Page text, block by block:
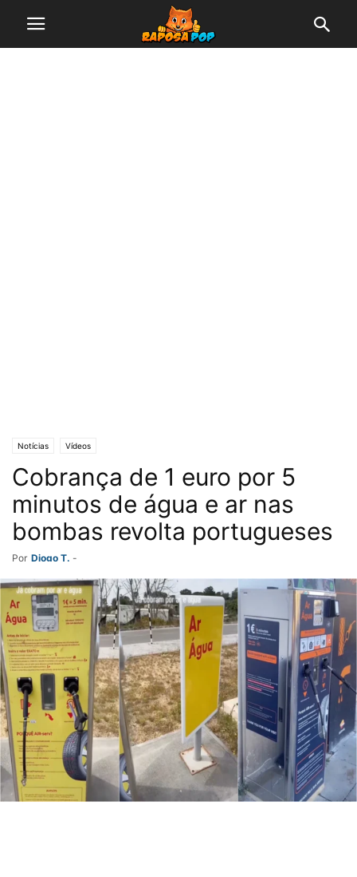
Notícias Vídeos
Cobrança de 1 euro por 5
minutos de água e ar nas
bombas revolta portugueses
Por Diogo T. -